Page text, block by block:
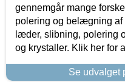
gennemgår mange
polering og belægning af
læder, slibning, polering
og krystaller. Klik her for
Se udvalget